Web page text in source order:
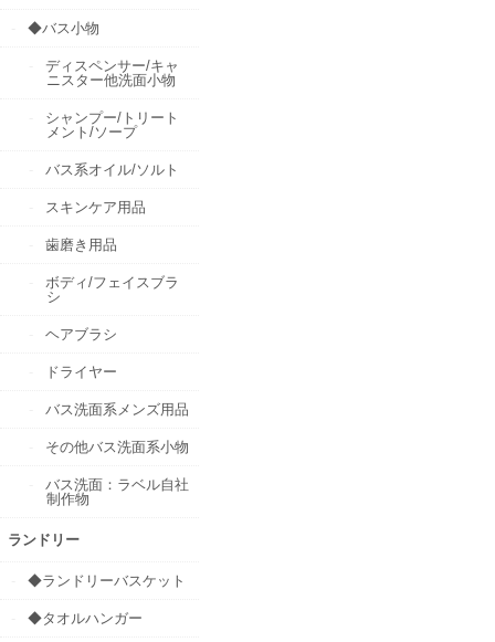
◆バス小物
ディスペンサー/キャ
ニスター他洗面小物
シャンプー/トリート
メント/ソープ
バス系オイル/ソルト
スキンケア用品
歯磨き用品
ボディ/フェイスブラ
シ
ヘアブラシ
ドライヤー
バス洗面系メンズ用品
その他バス洗面系小物
バス洗面：ラベル自社
制作物
ランドリー
◆ランドリーバスケット
◆タオルハンガー